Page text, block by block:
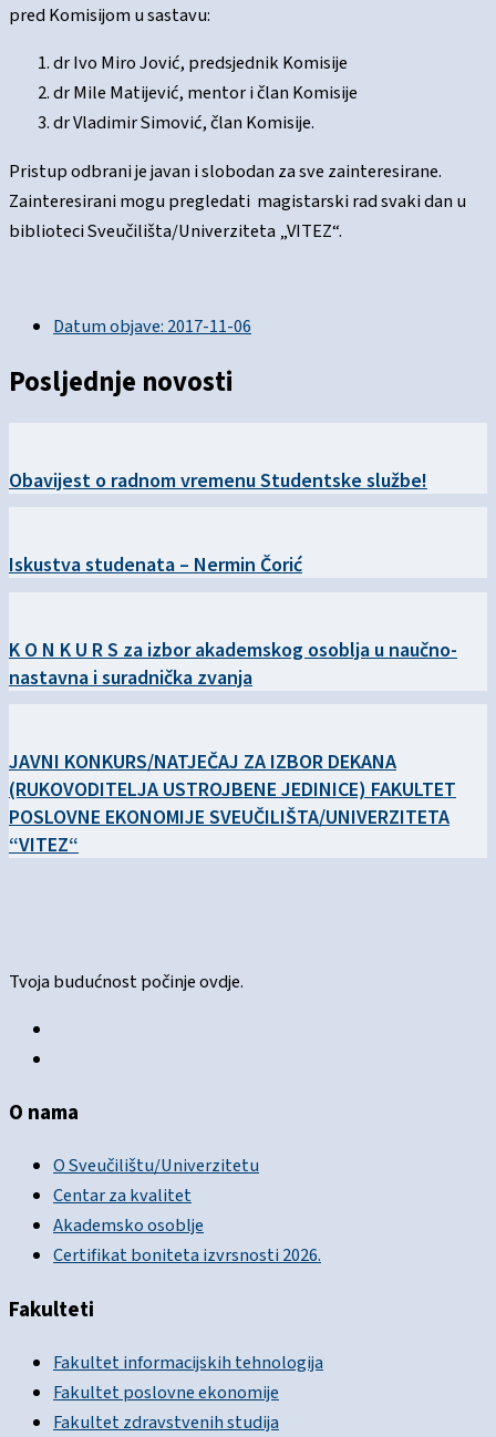
pred Komisijom u sastavu:
dr Ivo Miro Jović, predsjednik Komisije
dr Mile Matijević, mentor i član Komisije
dr Vladimir Simović, član Komisije.
Pristup odbrani je javan i slobodan za sve zainteresirane.
Zainteresirani mogu pregledati magistarski rad svaki dan u
biblioteci Sveučilišta/Univerziteta „VITEZ“.
Datum objave:2017-11-06
Posljednje novosti
Obavijest o radnom vremenu Studentske službe!
Iskustva studenata – Nermin Čorić
K O N K U R S za izbor akademskog osoblja u naučno-
nastavna i suradnička zvanja
JAVNI KONKURS/NATJEČAJ ZA IZBOR DEKANA
(RUKOVODITELJA USTROJBENE JEDINICE) FAKULTET
POSLOVNE EKONOMIJE SVEUČILIŠTA/UNIVERZITETA
“VITEZ“
Tvoja budućnost počinje ovdje.
O nama
O Sveučilištu/Univerzitetu
Centar za kvalitet
Akademsko osoblje
Certifikat boniteta izvrsnosti 2026.
Fakulteti
Fakultet informacijskih tehnologija
Fakultet poslovne ekonomije
Fakultet zdravstvenih studija